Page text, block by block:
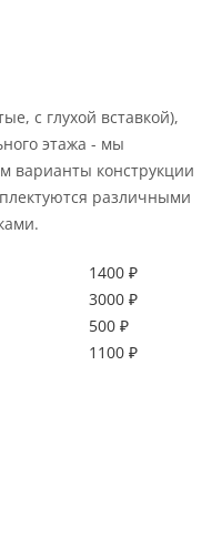
с глухой вставкой),
этажа - мы
варианты конструкции
различными
1400 ₽
3000 ₽
500 ₽
1100 ₽